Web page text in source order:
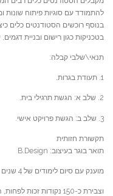
להתמודד עם סוגיות פיתוח שונות
בנוסף רוכשים הסטודנטים כלים
בטכניקות כגון רישום ובניית
תנאי\שלבי קבלה:
1. תעודת בגרות.
2. שלב א: הגשת תרגילי בית.
3. שלב ב: הגשת פרויקט אישי.
תקשורת חזותית
תואר בוגר בעיצוב: B.Design
מוענק עם סיום לימודים של 4 שנים
וצבירת כ-150 נקודות זכות לפחות, המחולקים לכ-36 נקודות זכות, בכל שנת לימוד.